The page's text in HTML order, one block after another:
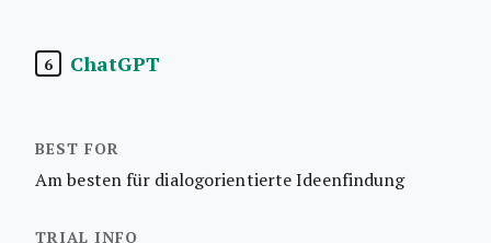
6 ChatGPT
Am besten für dialogorientierte Ideenfindung